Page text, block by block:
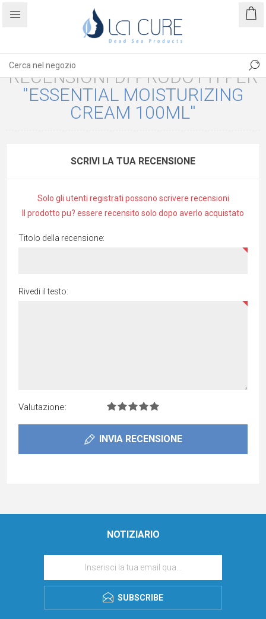
RECENSIONI DI PRODOTTI PER
ESSENTIAL MOISTURIZING
CREAM 100ML
SCRIVI LA TUA RECENSIONE
Solo gli utenti registrati possono scrivere recensioni
Il prodotto pu? essere recensito solo dopo averlo acquistato
Titolo della recensione:
Rivedi il testo:
Valutazione:
INVIA RECENSIONE
NOTIZIARIO
SUBSCRIBE